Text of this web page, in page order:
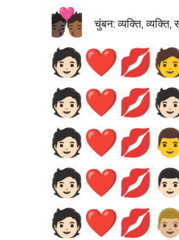
🧑🏿‍❤️‍💋‍🧑🏾 चुंबन: व्यक्ति, व्यक्ति,